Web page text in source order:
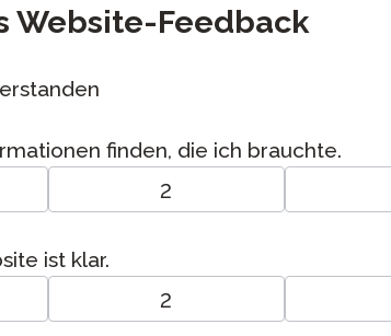
Website-Feedback
finden, die ich brauchte.
2
ist klar.
2